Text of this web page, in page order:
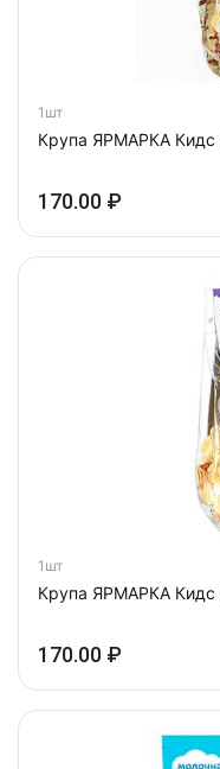
1шт
Крупа ЯРМАРКА Кидс
170.00 ₽
1шт
Крупа ЯРМАРКА Кидс
170.00 ₽